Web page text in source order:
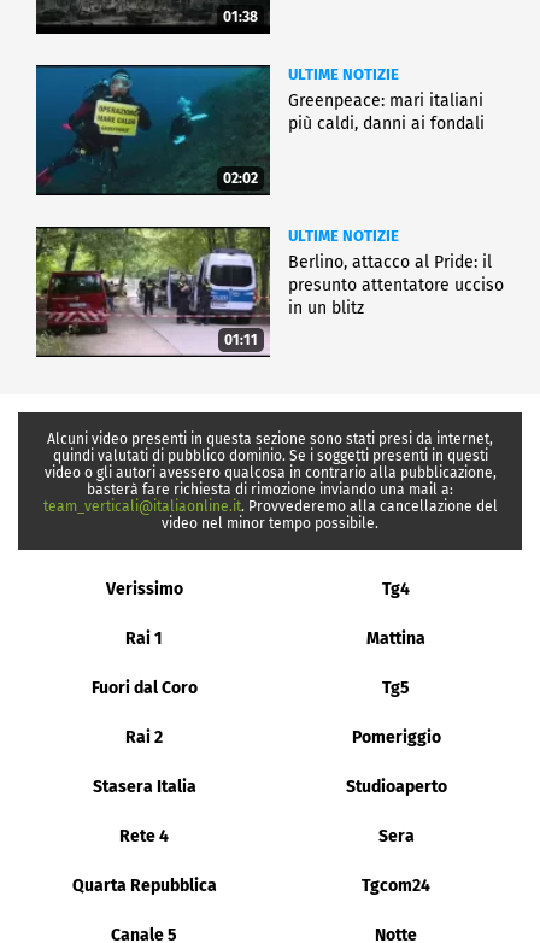
01:38
02:02
ULTIME NOTIZIE
Greenpeace: mari italiani
più caldi, danni ai fondali
01:11
ULTIME NOTIZIE
Berlino, attacco al Pride: il
presunto attentatore ucciso
in un blitz
Alcuni video presenti in questa sezione sono stati presi da internet,
quindi valutati di pubblico dominio. Se i soggetti presenti in questi
video o gli autori avessero qualcosa in contrario alla pubblicazione,
basterà fare richiesta di rimozione inviando una mail a:
team_verticali@italiaonline.it. Provvederemo alla cancellazione del
video nel minor tempo possibile.
Verissimo Tg4
Rai 1 Mattina
Fuori dal Coro Tg5
Rai 2 Pomeriggio
Stasera Italia Studioaperto
Rete 4 Sera
Quarta Repubblica Tgcom24
Canale 5 Notte